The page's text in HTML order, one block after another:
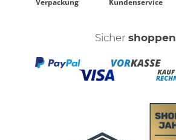
Sicher shoppen